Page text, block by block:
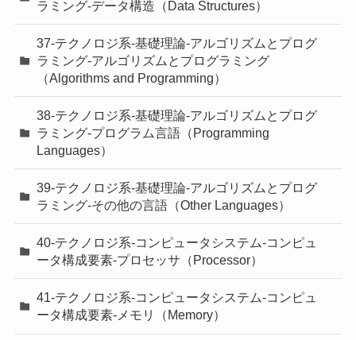
ラミング-データ構造（Data Structures）
37-テクノロジ系-基礎理論-アルゴリズムとプログ
ラミング-アルゴリズムとプログラミング
（Algorithms and Programming）
38-テクノロジ系-基礎理論-アルゴリズムとプログ
ラミング-プログラム言語（Programming
Languages）
39-テクノロジ系-基礎理論-アルゴリズムとプログ
ラミング-その他の言語（Other Languages）
40-テクノロジ系-コンピュータシステム-コンピュ
ータ構成要素-プロセッサ（Processor）
41-テクノロジ系-コンピュータシステム-コンピュ
ータ構成要素-メモリ（Memory）